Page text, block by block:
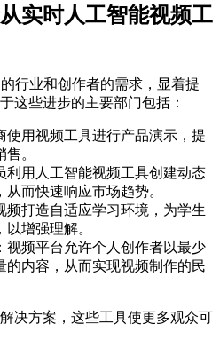
实时人工智能视频工
行业和创作者的需求，显着提
这些进步的主要部门包括：
使用视频工具进行产品演示，提
。
利用人工智能视频工具创建动态
而快速响应市场趋势。
频打造自适应学习环境，为学生
增强理解。
：视频平台允许个人创作者以最少
的内容，从而实现视频制作的民
决方案，这些工具使更多观众可